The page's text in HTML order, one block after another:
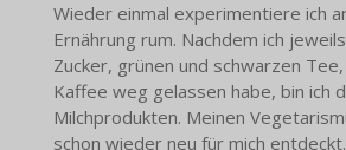
Wieder einmal experimentiere ich
Ernährung rum. Nachdem ich
Zucker, grünen und schwarzen Tee,
Kaffee weg gelassen habe, bin ich
Milchprodukten. Meinen
schon wieder neu für mich